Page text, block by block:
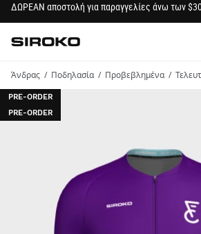
ΔΩΡΕΑΝ αποστολή για παραγγελίες άνω των
Μετάβαση στην
Siroko.com
Άνδρας Ποδηλασία Προβεβλημένα
PRE-ORDER
PRE-ORDER